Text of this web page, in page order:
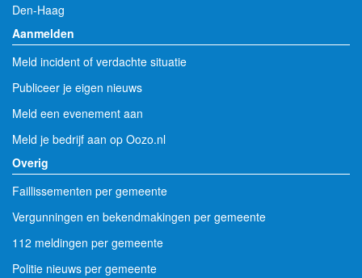
Den-Haag
Aanmelden
Meld incident of verdachte situatie
Publiceer je eigen nieuws
Meld een evenement aan
Meld je bedrijf aan op Oozo.nl
Overig
Faillissementen per gemeente
Vergunningen en bekendmakingen per gemeente
112 meldingen per gemeente
Politie nieuws per gemeente